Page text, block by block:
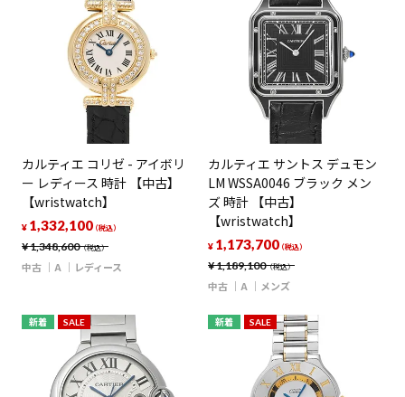
カルティエ コリゼ - アイボリ
ー レディース 時計 【中古】
【wristwatch】
¥1,348,600（税込）
¥ 1,332,100（税込）
中古 A レディース
カルティエ サントス デュモン
LM WSSA0046 ブラック メン
ズ 時計 【中古】
【wristwatch】
¥1,189,100（税込）
¥ 1,173,700（税込）
中古 A メンズ
新着 SALE 新着 SALE